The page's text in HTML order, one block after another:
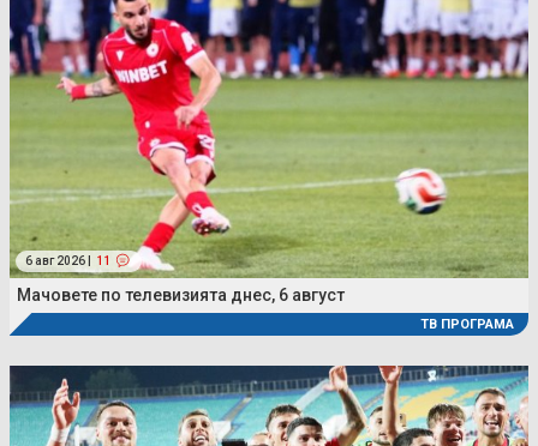
6 авг 2026 | 11
Мачовете по телевизията днес, 6 август
ТВ ПРОГРАМА